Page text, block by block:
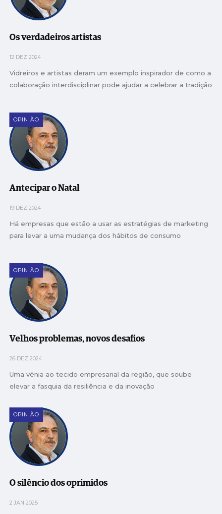
Os verdadeiros artistas
12 DEZ 2024
Vidreiros e artistas deram um exemplo inspirador de como a
colaboração interdisciplinar pode ajudar a celebrar a tradição
OPINIÃO
Antecipar o Natal
19 DEZ 2024
Há empresas que estão a usar as estratégias de marketing
para levar a uma mudança dos hábitos de consumo
OPINIÃO
Velhos problemas, novos desafios
26 DEZ 2024
Uma vénia ao tecido empresarial da região, que soube
elevar a fasquia da resiliência e da inovação
OPINIÃO
O silêncio dos oprimidos
2 JAN 2025